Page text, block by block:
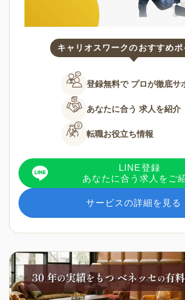
キャリオスワークのおすすめポ
登録無料で プロが徹底サ
あなたに合う 求人を紹介
転職お役立ち情報
LINE登録
あなたに合う求人をご
サービスの詳細を見る